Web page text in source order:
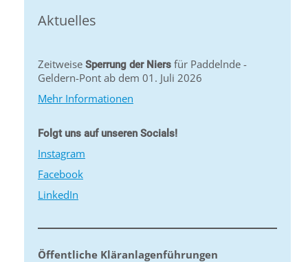
Aktuelles
Zeitweise Sperrung der Niers für Paddelnde -
Geldern-Pont ab dem 01. Juli 2026
Mehr Informationen
Folgt uns auf unseren Socials!
Instagram
Facebook
LinkedIn
Öffentliche Kläranlagenführungen